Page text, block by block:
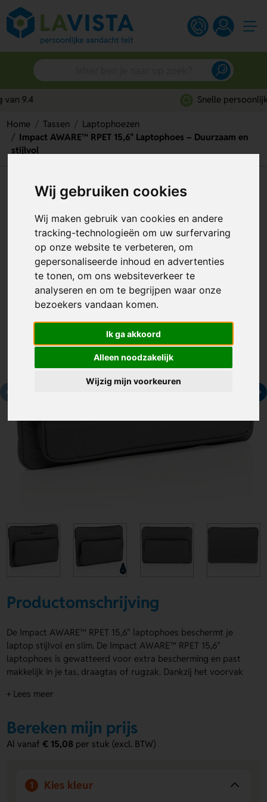
Wij gebruiken cookies
Wij maken gebruik van cookies en andere
tracking-technologieën om uw surfervaring
op onze website te verbeteren, om
gepersonaliseerde inhoud en advertenties
te tonen, om ons websiteverkeer te
analyseren en om te begrijpen waar onze
bezoekers vandaan komen.
Ik ga akkoord
Alleen noodzakelijk
Wijzig mijn voorkeuren
Snelle persoonlijke service
Home Tassen
Laptophoezen
Impact AWARE™ RPET 15,6" Laptophoes – Duurzaam en
stijlvol
Impact AWARE™ RPET 15,6"
Laptophoes – Duurzaam en
stijlvol
Artikelnummer:281881
Productomschrijving
De Impact AWARE™ RPET 15,6" laptophoes beschermt je
laptop stijlvol en slim. De Impact AWARE™ RPET 15,6"
laptophoes is gewatteerd voor extra bescherming en past
makkelijk in je tas, draagtas of rugzak. Dankzij het voorvak
ook je accessoires handig mee. Verkrijgbaar in Antraciet,
100% AWARE™ gerecycled polyester en hij is PVC vrij. Voor
jouw bedrukking zijn er drukposities op Voorzijde midden,
Voorzijde onderaan, Achterzijde en Voorzijde bovenaan.
Voordelen van de Impact AWARE™
+ Lees meer
Bereken mijn prijs
Al vanaf€ 15,08 per stuk (excl. BTW)
1 Kies kleur